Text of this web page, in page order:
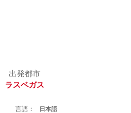
出発都市
ラスベガス
言語： 日本語